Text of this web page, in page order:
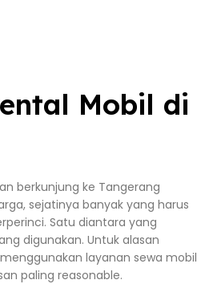
Mobil di
berkunjung ke Tangerang
sejatinya banyak yang harus
Satu diantara yang
digunakan. Untuk alasan
layanan sewa mobil
paling reasonable.